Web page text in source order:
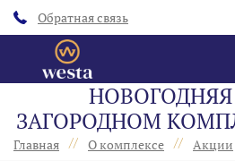
Обратная связь
ЗАГОРОДНОМ
Главная // О комплексе // Акции